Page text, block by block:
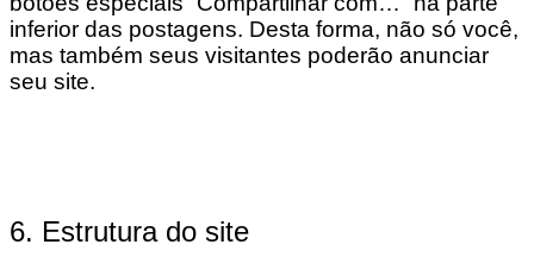
inferior das postagens. Desta forma, não só você,
mas também seus visitantes poderão anunciar
seu site.
6. Estrutura do site